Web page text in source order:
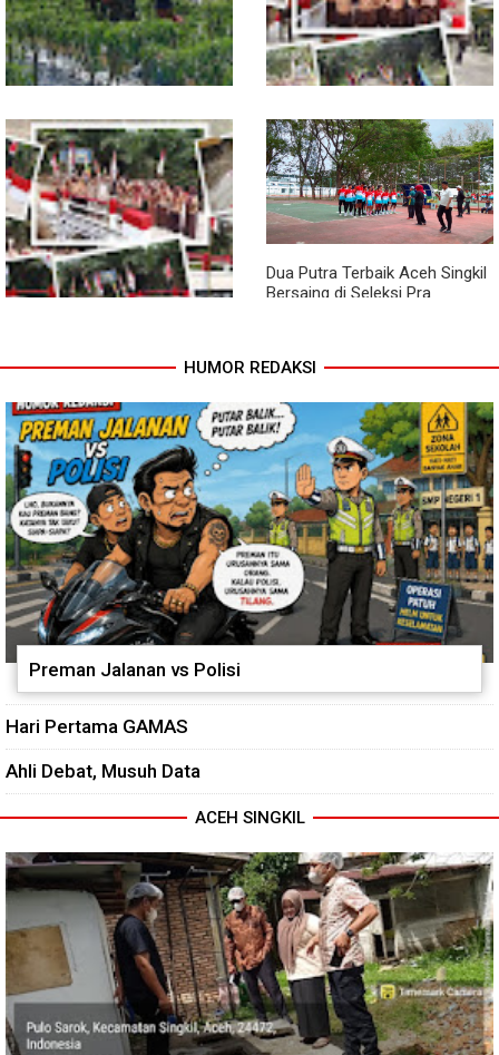
Pendampingan Babinsa
Dorong Petani Tingkatkan Hasil
Tanaman Cabai
Jembatan Garuda Rampung,
Akses Warga Teladan Baru–
Kuala Kepeng Kini Semakin
Lancar
Jembatan Garuda Rampung,
Nikmati Akses Lebih Lancar
Dua Putra Terbaik Aceh Singkil
Bersaing di Seleksi Pra
HUMOR REDAKSI
Preman Jalanan vs Polisi
Hari Pertama GAMAS
Ahli Debat, Musuh Data
ACEH SINGKIL